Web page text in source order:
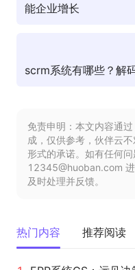
能企业增长
scrm系统有哪些？解
免责申明：本文内容通
成，仅供参考，伙伴云
形式的承诺。如有任何
12345@huoban.com
及时处理并反馈。
热门内容 推荐阅读